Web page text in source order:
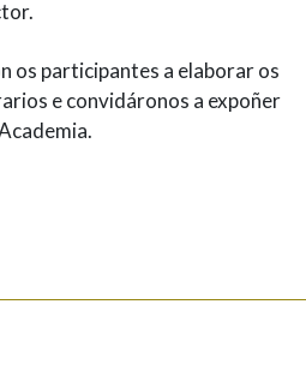
os participantes a elaborar os
e convidáronos a expoñer